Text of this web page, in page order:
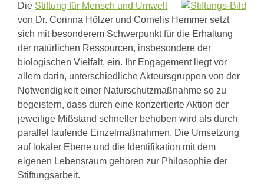
Die Stiftung für Mensch und Umwelt
von Dr. Corinna Hölzer und Cornelis Hemmer setzt
sich mit besonderem Schwerpunkt für die Erhaltung
der natürlichen Ressourcen, insbesondere der
biologischen Vielfalt, ein. Ihr Engagement liegt vor
allem darin, unterschiedliche Akteursgruppen von der
Notwendigkeit einer Naturschutzmaßnahme so zu
begeistern, dass durch eine konzertierte Aktion der
jeweilige Mißstand schneller behoben wird als durch
parallel laufende Einzelmaßnahmen. Die Umsetzung
auf lokaler Ebene und die Identifikation mit dem
eigenen Lebensraum gehören zur Philosophie der
Stiftungsarbeit.